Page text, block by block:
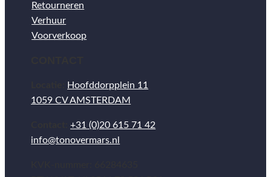
Retourneren
Verhuur
Voorverkoop
Hoofddorpplein 11
1059 CV AMSTERDAM
+31 (0)20 615 71 42
info@tonovermars.nl